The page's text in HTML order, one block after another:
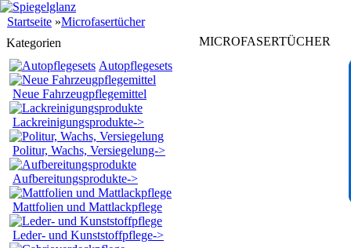
Startseite »Microfasertücher
Kategorien
Autopflegesets
Neue Fahrzeugpflegemittel
Lackreinigungsprodukte->
Politur, Wachs, Versiegelung->
Aufbereitungsprodukte->
Mattfolien und Mattlackpflege
Leder- und Kunststoffpflege->
MICROFASERTÜCHER